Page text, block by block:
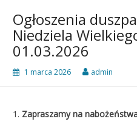
Ogłoszenia
Niedziela
01.03.2026
1 marca 2026 admin
1. Zapraszamy na